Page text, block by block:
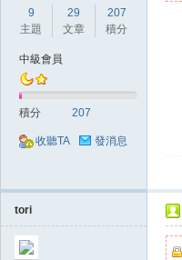
9
主題
29
文章
207
積分
中級會員
積分 207
收聽TA 發消息
tori